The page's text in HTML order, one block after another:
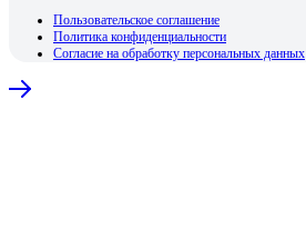
Пользовательское соглашение
Политика конфиденциальности
Согласие на обработку персональных данных